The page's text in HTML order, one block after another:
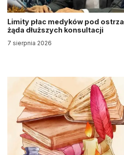
Limity płac medyków pod
żąda dłuższych konsultacji
7 sierpnia 2026